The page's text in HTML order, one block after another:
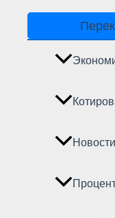
Новости